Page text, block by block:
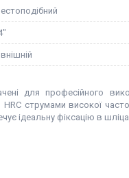
для професійного
HRC струмами високої
ідеальну фіксацію в